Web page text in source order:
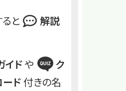
ると
解説
イド や
ク
ード 付きの名